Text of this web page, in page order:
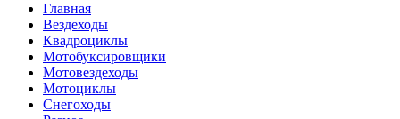
Главная
Вездеходы
Квадроциклы
Мотобуксировщики
Мотовездеходы
Мотоциклы
Снегоходы